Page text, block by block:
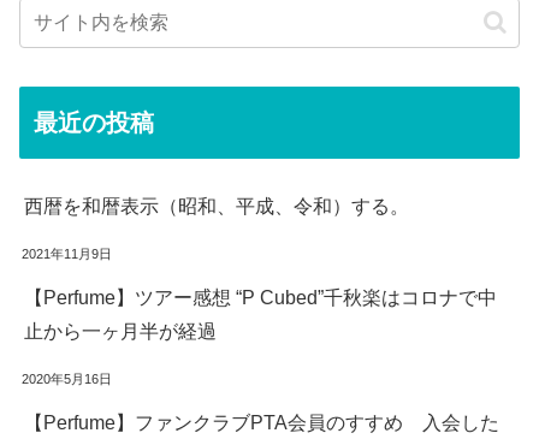
最近の投稿
西暦を和暦表示（昭和、平成、令和）する。
2021年11月9日
【Perfume】ツアー感想 “P Cubed”千秋楽はコロナで中
止から一ヶ月半が経過
2020年5月16日
【Perfume】ファンクラブPTA会員のすすめ 入会した